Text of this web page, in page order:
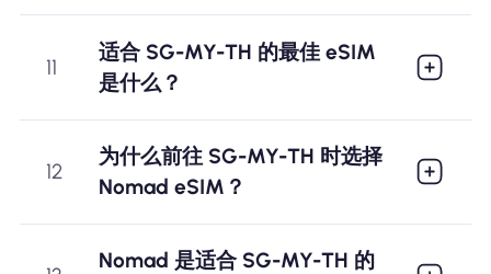
11
适合 SG-MY-TH 的最佳 eSIM
是什么？
12
为什么前往 SG-MY-TH 时选择
Nomad eSIM？
Nomad 是适合 SG-MY-TH 的